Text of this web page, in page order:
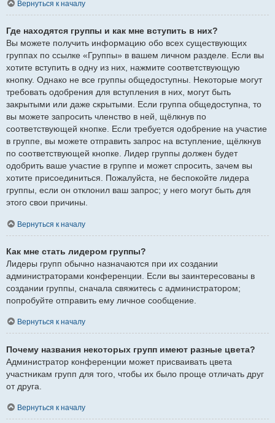
Вернуться к началу
Где находятся группы и как мне вступить в них?
Вы можете получить информацию обо всех существующих
группах по ссылке «Группы» в вашем личном разделе. Если вы
хотите вступить в одну из них, нажмите соответствующую
кнопку. Однако не все группы общедоступны. Некоторые могут
требовать одобрения для вступления в них, могут быть
закрытыми или даже скрытыми. Если группа общедоступна, то
вы можете запросить членство в ней, щёлкнув по
соответствующей кнопке. Если требуется одобрение на участие
в группе, вы можете отправить запрос на вступление, щёлкнув
по соответствующей кнопке. Лидер группы должен будет
одобрить ваше участие в группе и может спросить, зачем вы
хотите присоединиться. Пожалуйста, не беспокойте лидера
группы, если он отклонил ваш запрос; у него могут быть для
этого свои причины.
Вернуться к началу
Как мне стать лидером группы?
Лидеры групп обычно назначаются при их создании
администраторами конференции. Если вы заинтересованы в
создании группы, сначала свяжитесь с администратором;
попробуйте отправить ему личное сообщение.
Вернуться к началу
Почему названия некоторых групп имеют разные цвета?
Администратор конференции может присваивать цвета
участникам групп для того, чтобы их было проще отличать друг
от друга.
Вернуться к началу